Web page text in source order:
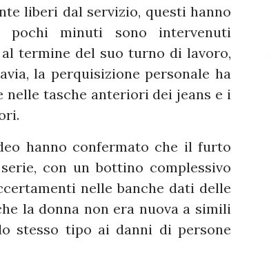
liberi dal servizio, questi hanno
minuti sono intervenuti
al termine del suo turno di lavoro,
la perquisizione personale ha
nelle tasche anteriori dei jeans e i
hanno confermato che il furto
con un bottino complessivo
nelle banche dati delle
la donna non era nuova a simili
stesso tipo ai danni di persone